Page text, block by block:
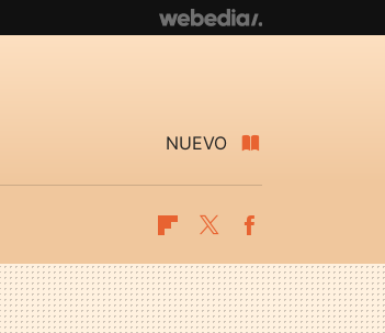
NUEVO
Flipboard
Twitter